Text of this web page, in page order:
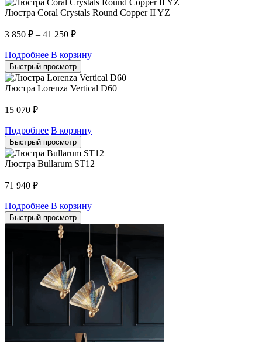
Люстра Coral Crystals Round Copper II YZ
3 850 ₽ – 41 250 ₽
Подробнее В корзину
Быстрый просмотр
Люстра Lorenza Vertical D60
15 070 ₽
Подробнее В корзину
Быстрый просмотр
Люстра Bullarum ST12
71 940 ₽
Подробнее В корзину
Быстрый просмотр